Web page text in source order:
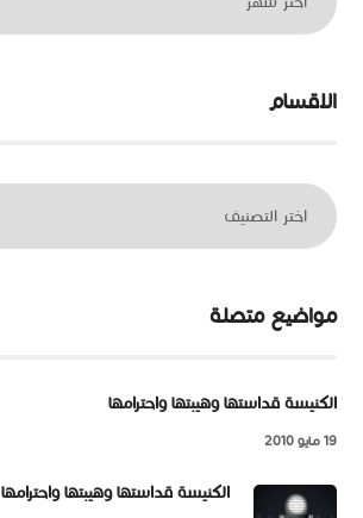
الاقسام
مواضيع متصلة
الكنيسة قداستها وهيبتها واحترامها
19 مايو 2010
الكنيسة قداستها وهيبتها واحترامها